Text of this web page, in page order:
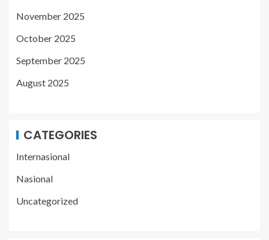
November 2025
October 2025
September 2025
August 2025
CATEGORIES
Internasional
Nasional
Uncategorized